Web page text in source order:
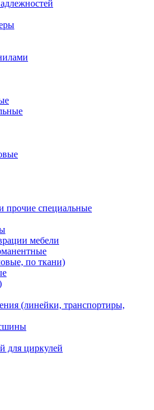
специальные
мебели
по ткани)
(линейки, транспортиры,
для циркулей